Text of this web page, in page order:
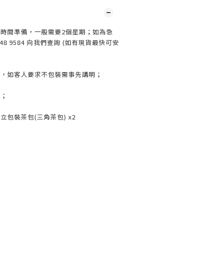
間準備，一般需要2個星期；如為急
9584 向我們查詢 (如有現貨最快可安
如客人要求不包裝需事先講明；
包裝茶包(三角茶包) x2